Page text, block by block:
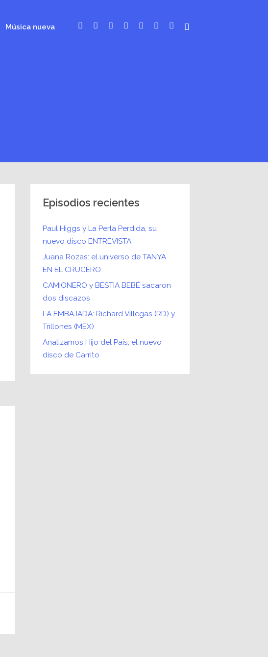
Música nueva
Episodios recientes
Paul Higgs y La Perla Perdida, su
nuevo disco ENTREVISTA
Juana Rozas: el universo de TANYA
EN EL CRUCERO
CAMIONERO y BESTIA BEBÉ sacaron
dos discazos
LA EMBAJADA: Richard Villegas (RD) y
Trillones (MEX)
Analizamos Hijo del País, el nuevo
disco de Carrito